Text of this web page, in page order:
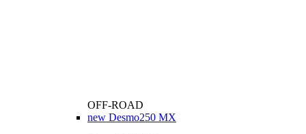
OFF-ROAD
new Desmo250 MX